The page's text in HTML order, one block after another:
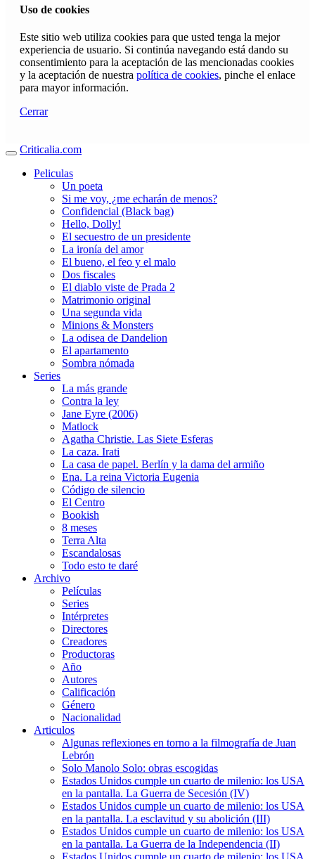
Uso de cookies
Este sitio web utiliza cookies para que usted tenga la mejor
experiencia de usuario. Si continúa navegando está dando su
consentimiento para la aceptación de las mencionadas cookies
y la aceptación de nuestra política de cookies, pinche el enlace
para mayor información.
Cerrar
Criticalia.com
Peliculas
Un poeta
Si me voy, ¿me echarán de menos?
Confidencial (Black bag)
Hello, Dolly!
El secuestro de un presidente
La ironía del amor
El bueno, el feo y el malo
Dos fiscales
El diablo viste de Prada 2
Matrimonio original
Una segunda vida
Minions & Monsters
La odisea de Dandelion
El apartamento
Sombra nómada
Series
La más grande
Contra la ley
Jane Eyre (2006)
Matlock
Agatha Christie. Las Siete Esferas
La caza. Irati
La casa de papel. Berlín y la dama del armiño
Ena. La reina Victoria Eugenia
Código de silencio
El Centro
Bookish
8 meses
Terra Alta
Escandalosas
Todo esto te daré
Archivo
Películas
Series
Intérpretes
Directores
Creadores
Productoras
Año
Autores
Calificación
Género
Nacionalidad
Articulos
Algunas reflexiones en torno a la filmografía de Juan
Lebrón
Solo Manolo Solo: obras escogidas
Estados Unidos cumple un cuarto de milenio: los USA
en la pantalla. La Guerra de Secesión (IV)
Estados Unidos cumple un cuarto de milenio: los USA
en la pantalla. La esclavitud y su abolición (III)
Estados Unidos cumple un cuarto de milenio: los USA
en la pantalla. La Guerra de la Independencia (II)
Estados Unidos cumple un cuarto de milenio: los USA